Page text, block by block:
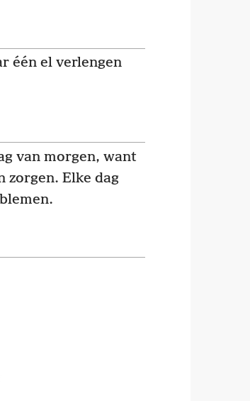
één el verlengen
van morgen, want
zorgen. Elke dag